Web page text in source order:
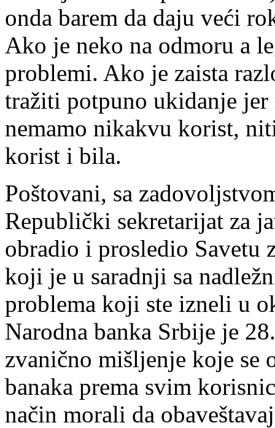
onda barem da daju veći
Ako je neko na odmoru a
problemi. Ako je zaista
tražiti potpuno ukidanje
nemamo nikakvu korist,
korist i bila.
Poštovani, sa
Republički sekretarijat za
obradio i prosledio Savetu
koji je u saradnji sa
problema koji ste izneli u
Narodna banka Srbije je
zvanično mišljenje koje se
banaka prema svim
način morali da